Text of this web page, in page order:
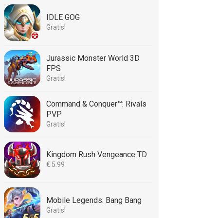
IDLE GOG
Gratis!
Jurassic Monster World 3D
FPS
Gratis!
Command & Conquer™: Rivals
PVP
Gratis!
Kingdom Rush Vengeance TD
€ 5.99
Mobile Legends: Bang Bang
Gratis!